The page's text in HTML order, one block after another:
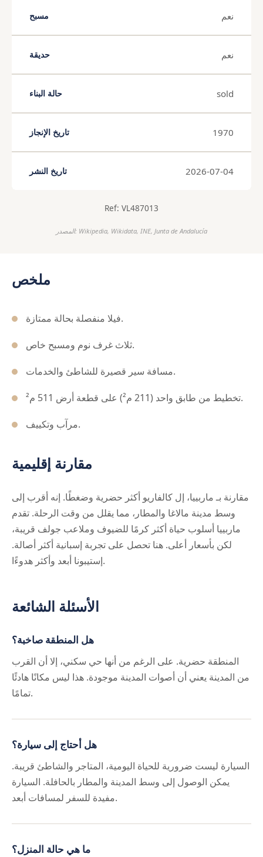
مسبح نعم
حديقة نعم
حالة البناء sold
تاريخ الإنجاز 1970
تاريخ النشر 2026-07-04
Ref: VL487013
المصدر: Wikipedia, Wikidata, INE, Junta de Andalucía
ملخص
فيلا منفصلة بحالة ممتازة.
ثلاث غرف نوم ومسبح خاص.
مسافة سير قصيرة للشاطئ والخدمات.
تخطيط من طابق واحد (211 م²) على قطعة أرض 511 م².
مرآب وتكييف.
مقارنة إقليمية
مقارنة بـ ماربييا، إل كالفاريو أكثر حضرية وضغطًا. إنه أقرب إلى
وسط مدينة مالاغا والمطار، مما يقلل من وقت الرحلة. تقدم
ماربييا أسلوب حياة أكثر كرمًا للضيوف وملاعب جولف قريبة،
لكن بأسعار أعلى. هنا تحصل على تجربة إسبانية أكثر أصالة.
إستيبونا أبعد وأكثر هدوءًا.
الأسئلة الشائعة
هل المنطقة صاخبة؟
المنطقة حضرية. على الرغم من أنها حي سكني، إلا أن القرب
من المدينة يعني أن أصوات المدينة موجودة. هذا ليس مكانًا هادئًا
تمامًا.
هل أحتاج إلى سيارة؟
السيارة ليست ضرورية للحياة اليومية، المتاجر والشاطئ قريبة.
يمكن الوصول إلى وسط المدينة والمطار بالحافلة. السيارة
مفيدة للسفر لمسافات أبعد.
ما هي حالة المنزل؟